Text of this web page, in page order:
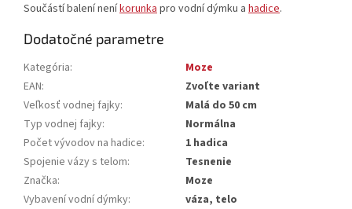
Součástí balení neníkorunkapro vodní dýmku a hadice.
Dodatočné parametre
Kategória:
Moze
EAN:
Zvoľte variant
Veľkosť vodnej fajky:
Malá do 50 cm
Typ vodnej fajky:
Normálna
Počet vývodov na hadice:
1 hadica
Spojenie vázy s telom:
Tesnenie
Značka:
Moze
Vybavení vodní dýmky:
váza, telo